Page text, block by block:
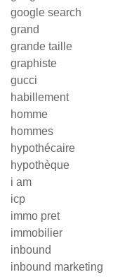
google search
grand
grande taille
graphiste
gucci
habillement
homme
hommes
hypothécaire
hypothèque
i am
icp
immo pret
immobilier
inbound
inbound marketing